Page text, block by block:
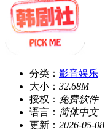
分类： 影音娱乐
大小： 32.68M
授权： 免费软件
语言： 简体中文
更新： 2026-05-08